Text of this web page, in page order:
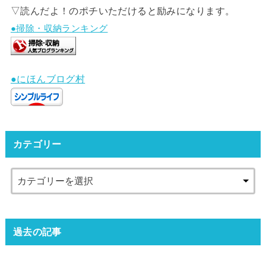
▽読んだよ！のポチいただけると励みになります。
●掃除・収納ランキング
●にほんブログ村
カテゴリー
過去の記事